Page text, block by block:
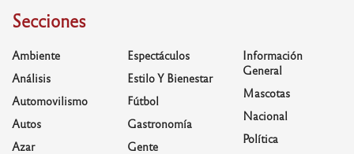
Secciones
Ambiente
Análisis
Automovilismo
Autos
Azar
Espectáculos
Estilo Y Bienestar
Fútbol
Gastronomía
Gente
Información
General
Mascotas
Nacional
Política